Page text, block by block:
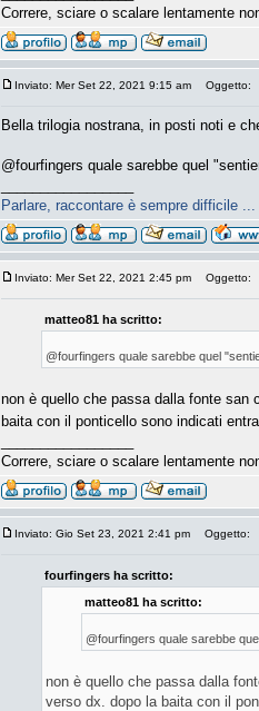
Correre, sciare o scalare lentamente
Inviato: Mer Set 22, 2021 9:15 am Oggetto:
Bella trilogia nostrana, in posti noti e
@fourfingers quale sarebbe quel
Parlare, raccontare è sempre difficile
Inviato: Mer Set 22, 2021 2:45 pm Oggetto:
matteo81 ha scritto:
@fourfingers quale sarebbe quel
non è quello che passa dalla fonte san
baita con il ponticello sono indicati
Correre, sciare o scalare lentamente
Inviato: Gio Set 23, 2021 2:41 pm Oggetto:
fourfingers ha scritto:
matteo81 ha scritto:
@fourfingers quale sarebbe
non è quello che passa dalla
verso dx. dopo la baita con il